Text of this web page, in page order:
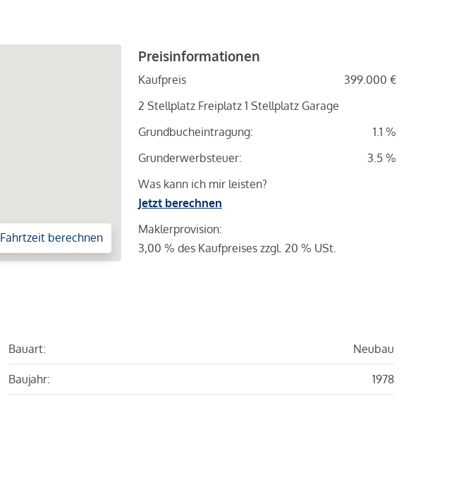
Fahrtzeit berechnen
Preisinformationen
Kaufpreis
399.000 €
2 Stellplatz Freiplatz 1 Stellplatz Garage
Grundbucheintragung:
1.1 %
Grunderwerbsteuer:
3.5 %
Was kann ich mir leisten?
Jetzt berechnen
Maklerprovision:
3,00 % des Kaufpreises zzgl. 20 % USt.
Bauart: Neubau
Baujahr: 1978